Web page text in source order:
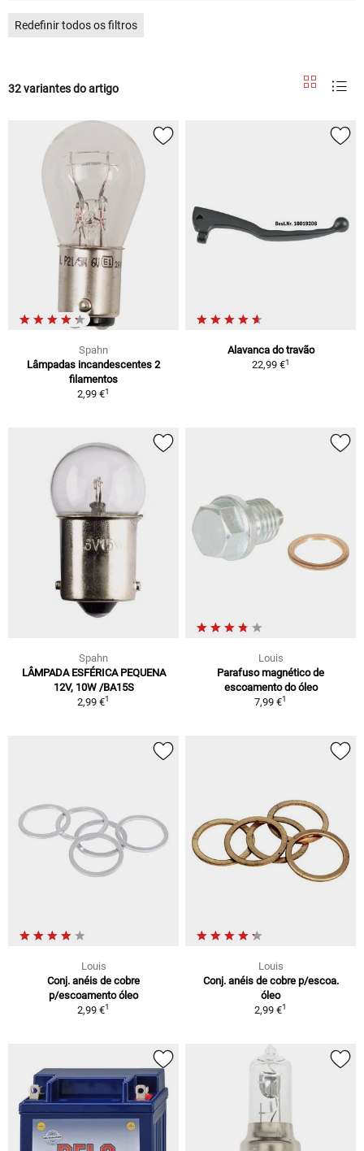
Redefinir todos os filtros
32 variantes do artigo
Spahn
Lâmpadas incandescentes 2
filamentos
2,99 €1
Alavanca do travão
22,99 €1
Spahn
LÂMPADA ESFÉRICA PEQUENA
12V, 10W /BA15S
2,99 €1
Louis
Parafuso magnético de
escoamento do óleo
7,99 €1
Louis
Conj. anéis de cobre
p/escoamento óleo
2,99 €1
Louis
Conj. anéis de cobre p/escoa.
óleo
2,99 €1